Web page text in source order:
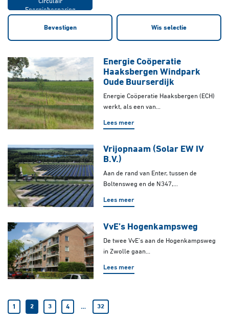
Bevestigen Wis selectie
Energie Coöperatie
Haaksbergen Windpark
Oude Buurserdijk
Energie Coöperatie Haaksbergen (ECH)
werkt, als een van...
Lees meer
Vrijopnaam (Solar EW IV
B.V.)
Aan de rand van Enter, tussen de
Boltensweg en de N347,...
Lees meer
VvE’s Hogenkampsweg
De twee VvE’s aan de Hogenkampsweg
in Zwolle gaan...
Lees meer
1 2 3 4 … 32